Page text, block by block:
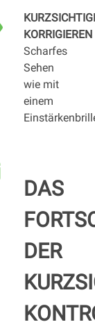
KORRIGIEREN
Scharfes
Sehen
wie mit
einem
DAS
DER